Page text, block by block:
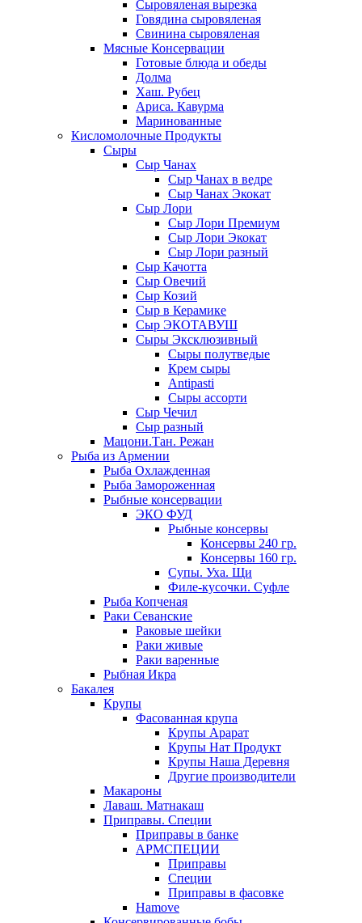
Сыровяленая вырезка
Говядина сыровяленая
Свинина сыровяленая
Мясные Консервации
Готовые блюда и обеды
Долма
Хаш. Рубец
Ариса. Кавурма
Маринованные
Кисломолочные Продукты
Сыры
Сыр Чанах
Сыр Чанах в ведре
Сыр Чанах Экокат
Сыр Лори
Сыр Лори Премиум
Сыр Лори Экокат
Сыр Лори разный
Сыр Качотта
Сыр Овечий
Сыр Козий
Сыр в Керамике
Сыр ЭКОТАВУШ
Сыры Эксклюзивный
Сыры полутведые
Крем сыры
Antipasti
Сыры ассорти
Сыр Чечил
Сыр разный
Мацони.Тан. Режан
Рыба из Армении
Рыба Охлажденная
Рыба Замороженная
Рыбные консервации
ЭКО ФУД
Рыбные консервы
Консервы 240 гр.
Консервы 160 гр.
Супы. Уха. Щи
Филе-кусочки. Суфле
Рыба Копченая
Раки Севанские
Раковые шейки
Раки живые
Раки варенные
Рыбная Икра
Бакалея
Крупы
Фасованная крупа
Крупы Арарат
Крупы Нат Продукт
Крупы Наша Деревня
Другие производители
Макароны
Лаваш. Матнакаш
Приправы. Специи
Приправы в банке
АРМСПЕЦИИ
Приправы
Специи
Приправы в фасовке
Hamove